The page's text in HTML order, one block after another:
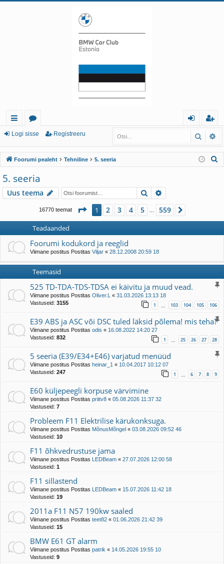
iirl
in
gi
d
o
or
u
mi
d
i
eg
ist
re
Logi sisse Registreeru Otsi
Foorumi pealeht Tehniline 5. seeria
5. seeria
Uus teema Otsi
16770 teemat 1 . leht 559 -st
1 2 3 4 5 559
Teadaanded
Foorumi kodukord ja reeglid
Viimane postitus Postitas Viljar « 28.12.2008 20:59 18
Teemasid
525 TD-TDA-TDS-TDSA ei käivitu ja muud vead.
Viimane postitus Postitas Oliver.L « 31.03.2026 13:13 18
Vastuseid: 3155 1 … 103 104 105 106
E39 ABS ja ASC või DSC tuled läksid põlema! mis teha?
Viimane postitus Postitas odis « 16.08.2022 14:20 27
Vastuseid: 832 1 … 25 26 27 28
5 seeria (E39/E34+E46) varjatud menüüd
Viimane postitus Postitas heinar_1 « 10.04.2017 10:12 07
Vastuseid: 247 1 … 6 7 8 9
E60 küljepeegli korpuse värvimine
Viimane postitus Postitas priitv8 « 05.08.2026 11:37 32
Vastuseid: 7
Probleem F11 Elektrilise kärukonksuga.
Viimane postitus Postitas MõnusMõngel « 03.08.2026 09:52 46
Vastuseid: 10
F11 õhkvedrustuse jama
Viimane postitus Postitas LEDBeam « 27.07.2026 12:00 58
Vastuseid: 1
F11 sillastend
Viimane postitus Postitas LEDBeam « 15.07.2026 11:42 18
Vastuseid: 19
2011a F11 N57 190kw saaled
Viimane postitus Postitas teet82 « 01.06.2026 21:42 39
Vastuseid: 15
BMW E61 GT alarm
Viimane postitus Postitas patrik « 14.05.2026 19:55 10
Vastuseid: 9